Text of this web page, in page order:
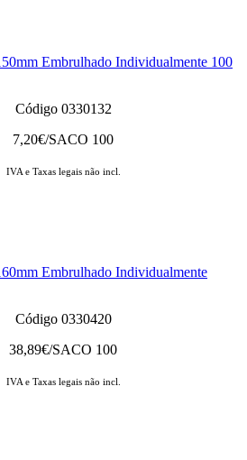
Embrulhado Individualmente 100
Código 0330132
7,20€/SACO 100
IVA e Taxas legais não incl.
Embrulhado Individualmente
Código 0330420
38,89€/SACO 100
IVA e Taxas legais não incl.